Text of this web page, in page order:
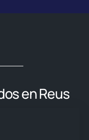
en Reus